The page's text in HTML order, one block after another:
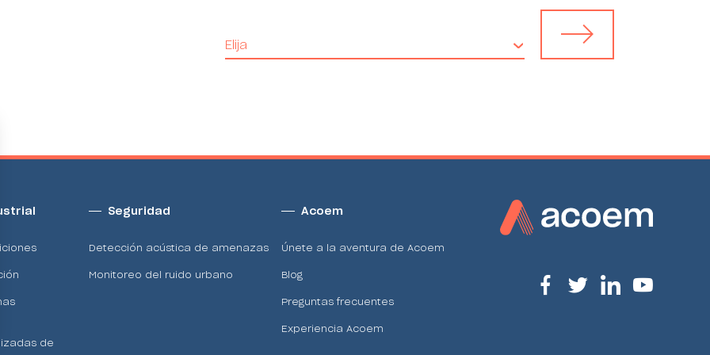
Elija
de
Seguridad
Detección acústica de amenazas
Monitoreo del ruido urbano
Acoem
Únete a la aventura de Acoem
Blog
Preguntas frecuentes
Experiencia Acoem